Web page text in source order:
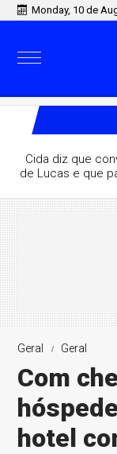
Monday, 10 de
Cida diz que
de Lucas e que
Geral Geral
Com
hotel